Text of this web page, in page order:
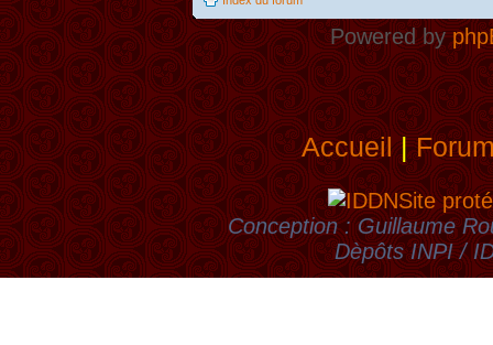
Powered by
Accueil|
Site
Conception : Guillaume
Dèpôts INPI /